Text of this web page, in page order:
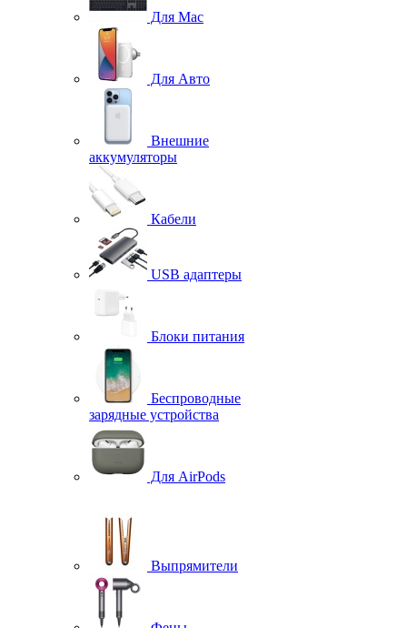
Для Mac
Для Авто
Внешние
аккумуляторы
Кабели
USB адаптеры
Блоки питания
Беспроводные
зарядные устройства
Для AirPods
Выпрямители